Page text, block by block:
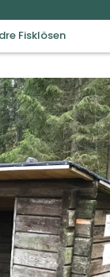
Fisklösen